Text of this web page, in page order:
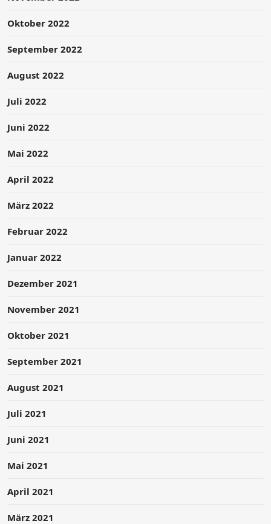
Oktober 2022
September 2022
August 2022
Juli 2022
Juni 2022
Mai 2022
April 2022
März 2022
Februar 2022
Januar 2022
Dezember 2021
November 2021
Oktober 2021
September 2021
August 2021
Juli 2021
Juni 2021
Mai 2021
April 2021
März 2021